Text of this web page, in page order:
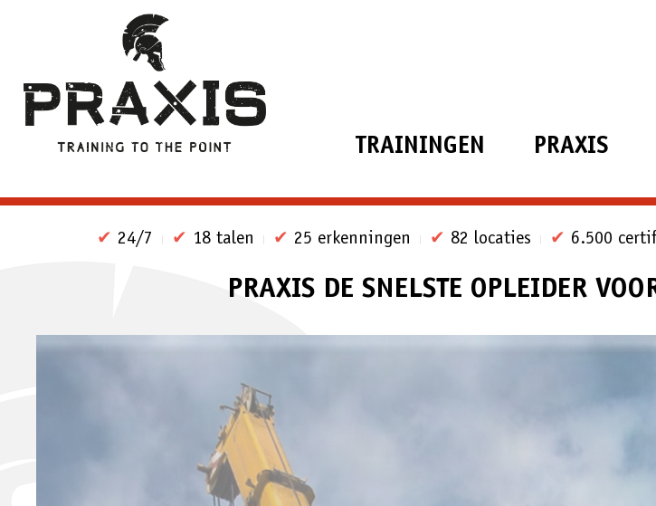
TRAININGEN PRAXIS
✔ 24/7 ✔ 18 talen ✔ 25 erkenningen ✔ 82 locaties ✔ 6.500
PRAXIS DE SNELSTE OPLEIDER